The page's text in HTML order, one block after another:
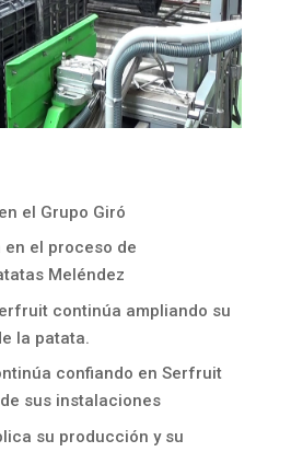
el Grupo Giró
el proceso de
Meléndez
continúa ampliando su
la patata.
confiando en Serfruit
sus instalaciones
su producción y su